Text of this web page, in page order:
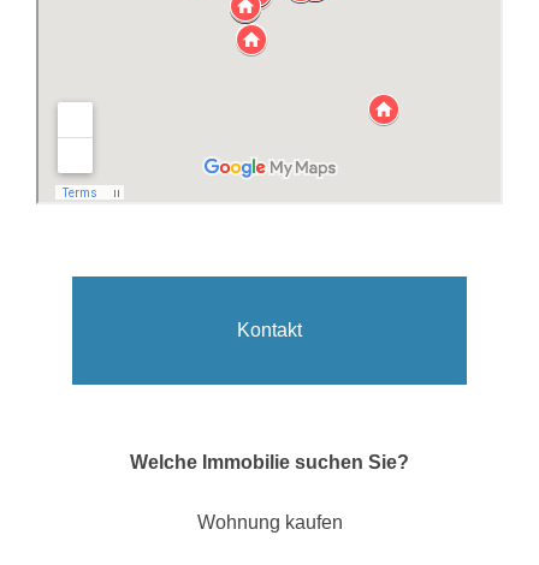
Kontakt
Welche Immobilie suchen Sie?
Wohnung kaufen